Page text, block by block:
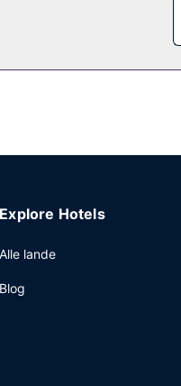
i amerikanske retter på Salt
der er mulighed for
Explore Hotels
Alle lande
Blog